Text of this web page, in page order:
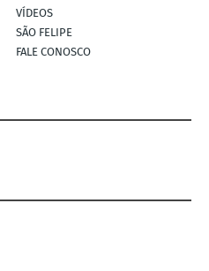
VÍDEOS
SÃO FELIPE
FALE CONOSCO